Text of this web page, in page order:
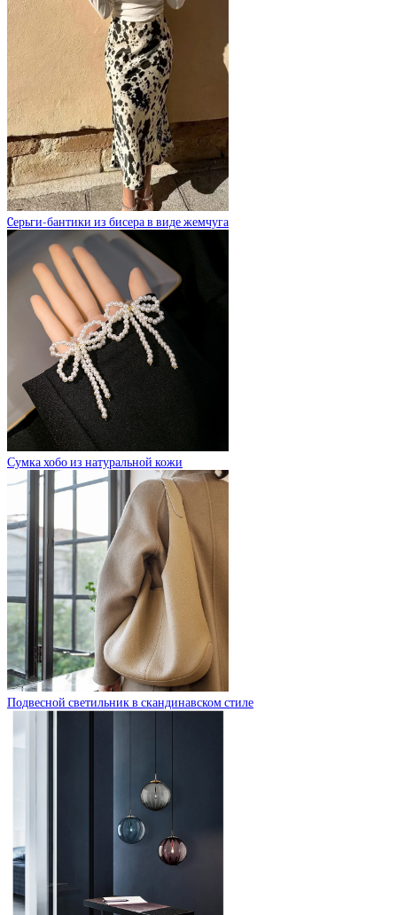
Cерьги-бантики из бисера в виде жемчуга
Сумка хобо из натуральной кожи
Подвесной светильник в скандинавском стиле